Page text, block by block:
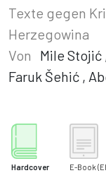
Texte gegen
Herzegowina
Von
Mile Stojić
Faruk Šehić ,
Hardcover E-Book